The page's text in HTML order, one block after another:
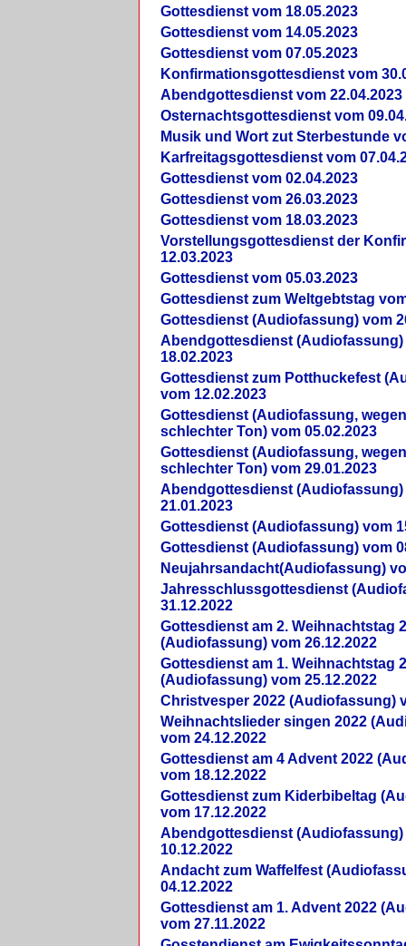
Gottesdienst vom 18.05.2023
Gottesdienst vom 14.05.2023
Gottesdienst vom 07.05.2023
Konfirmationsgottesdienst vom
Abendgottesdienst vom 22.04.2023
Osternachtsgottesdienst vom
Musik und Wort zut Sterbestunde
Karfreitagsgottesdienst vom
Gottesdienst vom 02.04.2023
Gottesdienst vom 26.03.2023
Gottesdienst vom 18.03.2023
Vorstellungsgottesdienst der
12.03.2023
Gottesdienst vom 05.03.2023
Gottesdienst zum Weltgebtstag
Gottesdienst (Audiofassung) vom
Abendgottesdienst (Audiofassung)
18.02.2023
Gottesdienst zum Potthuckefest
vom 12.02.2023
Gottesdienst (Audiofassung,
schlechter Ton) vom 05.02.2023
Gottesdienst (Audiofassung,
schlechter Ton) vom 29.01.2023
Abendgottesdienst (Audiofassung)
21.01.2023
Gottesdienst (Audiofassung) vom
Gottesdienst (Audiofassung) vom
Neujahrsandacht(Audiofassung)
Jahresschlussgottesdienst
31.12.2022
Gottesdienst am 2. Weihnachtstag
(Audiofassung) vom 26.12.2022
Gottesdienst am 1. Weihnachtstag
(Audiofassung) vom 25.12.2022
Christvesper 2022 (Audiofassung)
Weihnachtslieder singen 2022
vom 24.12.2022
Gottesdienst am 4 Advent 2022
vom 18.12.2022
Gottesdienst zum Kiderbibeltag
vom 17.12.2022
Abendgottesdienst (Audiofassung)
10.12.2022
Andacht zum Waffelfest
04.12.2022
Gottesdienst am 1. Advent 2022
vom 27.11.2022